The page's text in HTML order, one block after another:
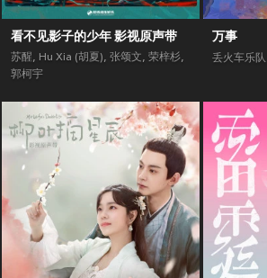
看不见影子的少年 影视原声带
苏醒, Hu Xia (胡夏), 张颂文, 荣梓杉,
郭柯宇
万事
丢火车乐队